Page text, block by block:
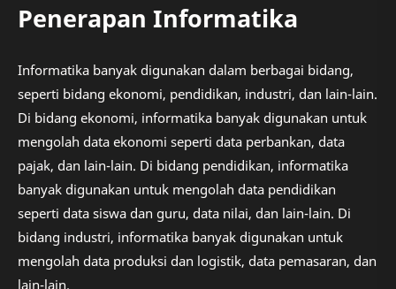
Penerapan Informatika
Informatika banyak digunakan dalam berbagai bidang,
seperti bidang ekonomi, pendidikan, industri, dan lain-lain.
Di bidang ekonomi, informatika banyak digunakan untuk
mengolah data ekonomi seperti data perbankan, data
pajak, dan lain-lain. Di bidang pendidikan, informatika
banyak digunakan untuk mengolah data pendidikan
seperti data siswa dan guru, data nilai, dan lain-lain. Di
bidang industri, informatika banyak digunakan untuk
mengolah data produksi dan logistik, data pemasaran, dan
lain-lain.